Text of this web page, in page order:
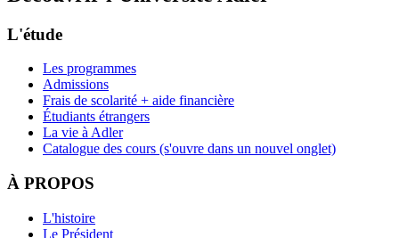
L'étude
Les programmes
Admissions
Frais de scolarité + aide financière
Étudiants étrangers
La vie à Adler
Catalogue des cours (s'ouvre dans un nouvel onglet)
À PROPOS
L'histoire
Le Président